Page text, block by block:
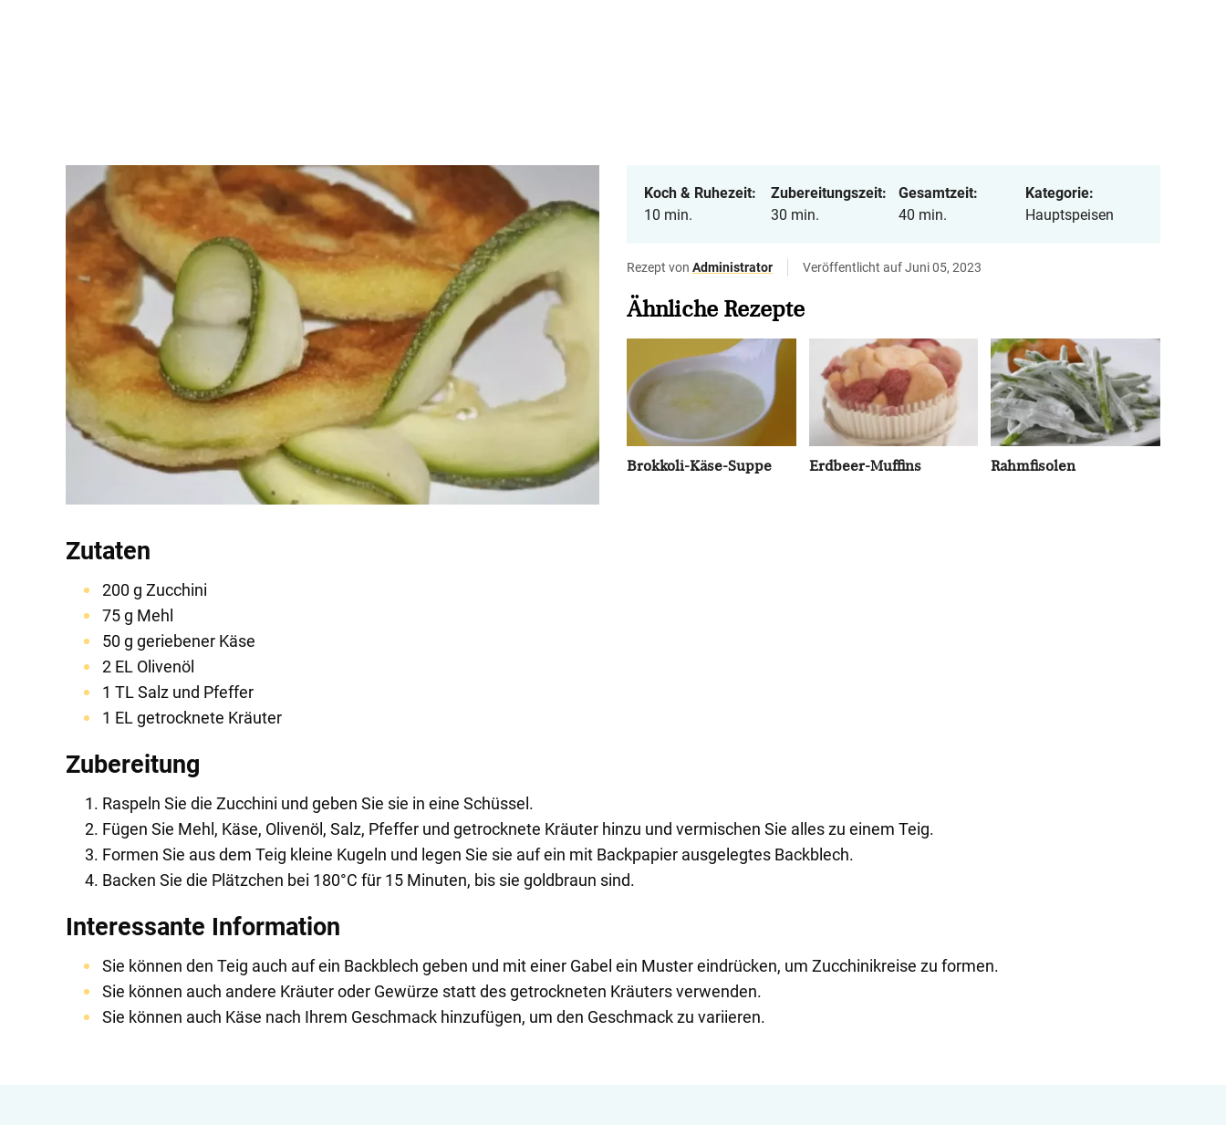
Koch & Ruhezeit:
10 min.
Zubereitungszeit:
30 min.
Gesamtzeit:
40 min.
Kategorie:
Hauptspeisen
Rezept von Administrator Veröffentlicht auf Juni 05, 2023
Ähnliche Rezepte
Brokkoli-Käse-Suppe Erdbeer-Muffins Rahmfisolen
Zutaten
200 g Zucchini
75 g Mehl
50 g geriebener Käse
2 EL Olivenöl
1 TL Salz und Pfeffer
1 EL getrocknete Kräuter
Zubereitung
Raspeln Sie die Zucchini und geben Sie sie in eine Schüssel.
Fügen Sie Mehl, Käse, Olivenöl, Salz, Pfeffer und getrocknete Kräuter hinzu und vermischen Sie alles zu einem Teig.
Formen Sie aus dem Teig kleine Kugeln und legen Sie sie auf ein mit Backpapier ausgelegtes Backblech.
Backen Sie die Plätzchen bei 180°C für 15 Minuten, bis sie goldbraun sind.
Interessante Information
Sie können den Teig auch auf ein Backblech geben und mit einer Gabel ein Muster eindrücken, um Zucchinikreise zu formen.
Sie können auch andere Kräuter oder Gewürze statt des getrockneten Kräuters verwenden.
Sie können auch Käse nach Ihrem Geschmack hinzufügen, um den Geschmack zu variieren.